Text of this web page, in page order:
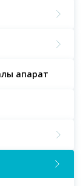
ақпарат